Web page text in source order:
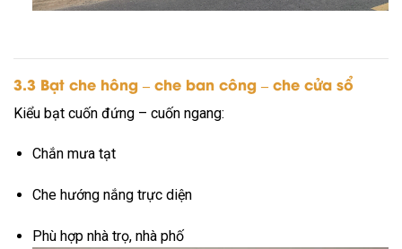
3.3 Bạt che hông – che ban công – che cửa sổ
Kiểu bạt cuốn đứng – cuốn ngang:
Chắn mưa tạt
Che hướng nắng trực diện
Phù hợp nhà trọ, nhà phố